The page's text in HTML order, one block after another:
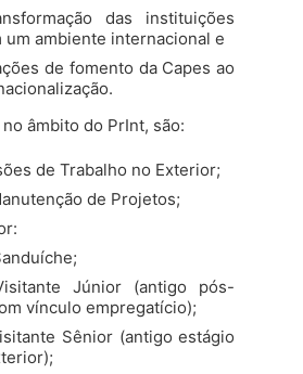
das instituições
ambiente internacional e
de fomento da Capes ao
âmbito do PrInt, são:
de Trabalho no Exterior;
de Projetos;
Júnior (antigo pós-
vínculo empregatício);
Sênior (antigo estágio